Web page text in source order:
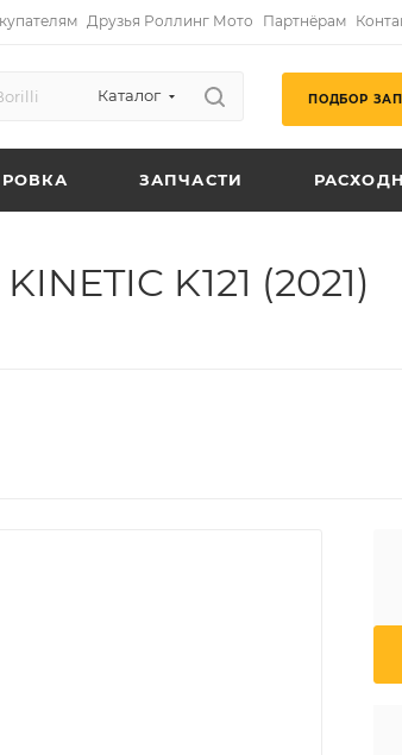
Друзья Роллинг Мото Партнёрам
Каталог ПОДБОР
ЗАПЧАСТИ
K121 (2021)